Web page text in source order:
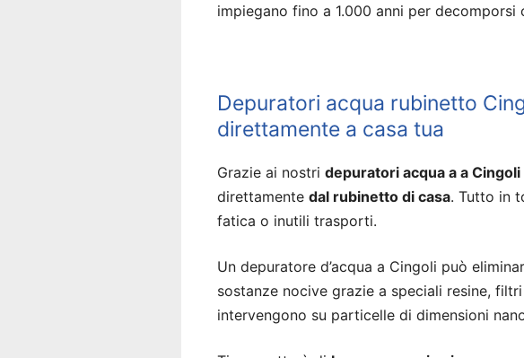
impiegano fino a 1.000 anni per decomporsi
Depuratori acqua rubinetto
direttamente a casa tua
Grazie ai nostri depuratori acqua a a Cingoli
direttamente dal rubinetto di casa. Tutto in
fatica o inutili trasporti.
Un depuratore d’acqua a Cingoli può
sostanze nocive grazie a speciali resine,
intervengono su particelle di dimensioni